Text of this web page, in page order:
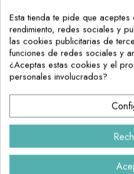
Kit de punto de
Cruz DMC - Búho
Esta tienda te pide que
rendimiento, redes sociales y
las cookies publicitarias de
funciones de redes sociales y
¿Aceptas estas cookies y el
personales involucrados?